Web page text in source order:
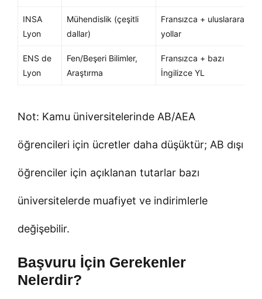
INSA
Lyon
Mühendislik (çeşitli
dallar)
Fransızca + uluslararası
yollar
ENS de
Lyon
Fen/Beşeri Bilimler,
Araştırma
Fransızca + bazı
İngilizce YL
Not: Kamu üniversitelerinde AB/AEA
öğrencileri için ücretler daha düşüktür; AB dışı
öğrenciler için açıklanan tutarlar bazı
üniversitelerde muafiyet ve indirimlerle
değişebilir.
Başvuru İçin Gerekenler
Nelerdir?